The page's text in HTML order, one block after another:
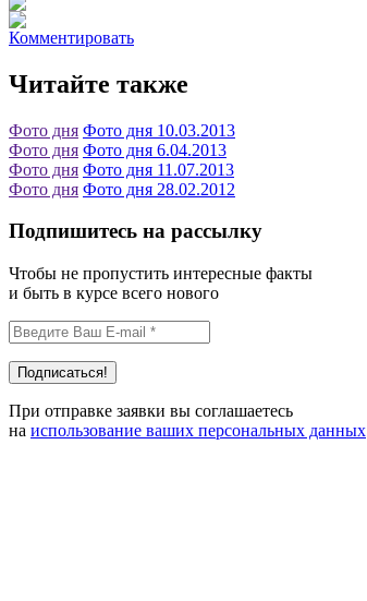
Комментировать
Читайте также
Фото дня Фото дня 10.03.2013
Фото дня Фото дня 6.04.2013
Фото дня Фото дня 11.07.2013
Фото дня Фото дня 28.02.2012
Подпишитесь на рассылку
Чтобы не пропустить интересные факты
и быть в курсе всего нового
При отправке заявки вы соглашаетесь
на использование ваших персональных данных